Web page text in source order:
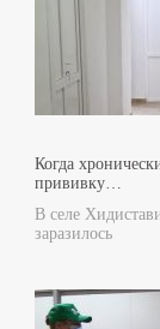
Когда
прививку…
В селе
заразилось